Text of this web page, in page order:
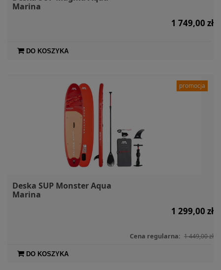
Marina
1 749,00 zł
DO KOSZYKA
Deska SUP Monster Aqua
Marina
1 299,00 zł
Cena regularna: 1 449,00 zł
DO KOSZYKA
promocja